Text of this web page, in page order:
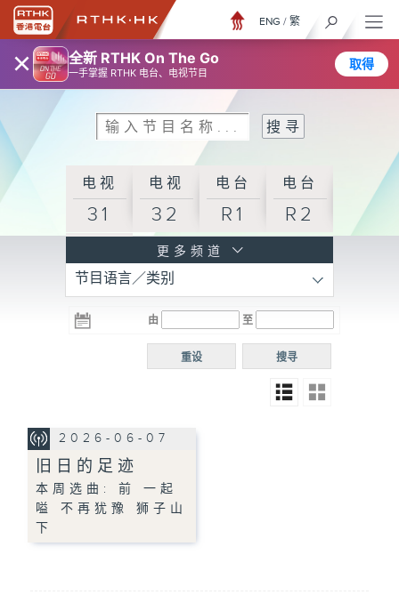
× 全新 RTHK On The Go
一手掌握 RTHK 电台、电视节目
取得
ENG / 繁
电视
31
电视
32
电台
R1
电台
R2
R3
电台 电台
R5
电台
普通
更多频道
节目语言／类别
由 至
搜寻
重设
2026-06-07
旧日的足迹
本周选曲: 前 一起
嗌 不再犹豫 狮子山
下